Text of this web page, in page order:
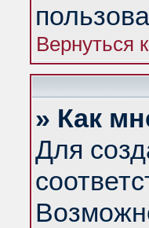
Вернуться
» Как
Для